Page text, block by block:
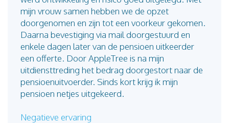
mijn vrouw samen hebben we de opzet
doorgenomen en zijn tot een voorkeur gekomen.
Daarna bevestiging via mail doorgestuurd en
enkele dagen later van de pensioen uitkeerder
een offerte. Door AppleTree is na mijn
uitdiensttreding het bedrag doorgestort naar de
pensioenuitvoerder. Sinds kort krijg ik mijn
pensioen netjes uitgekeerd.
Negatieve ervaring